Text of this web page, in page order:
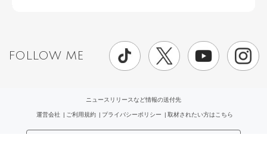
FOLLOW ME
ニュースリリースなど情報の送付先
運営会社 ご利用規約 プライバシーポリシー 取材されたい方はこちら